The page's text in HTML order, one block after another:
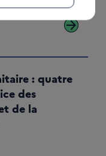
arrow_forward
: quatre
des
de la